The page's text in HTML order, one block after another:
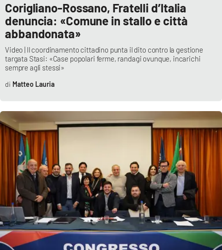
EDIZIONI
LOCALI
Crotone
Reggio Calabria
Cosenza
Lamezia Terme
PROGETTI
SPECIALI
Buona Sanità Calabria
Corigliano-Rossano, Fratelli d’Italia
denuncia: «Comune in stallo e città
abbandonata»
Video | Il coordinamento cittadino punta il dito contro la gestione
targata Stasi: «Case popolari ferme, randagi ovunque, incarichi
sempre agli stessi»
Matteo Lauria